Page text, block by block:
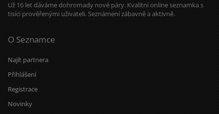
Už 16 let dáváme dohromady nové páry. Kvalitní online seznamka s
tisíci prověřenými uživateli. Seznámení zábavně a aktivně.
O Seznamce
Najít partnera
Přihlášení
Registrace
Novinky